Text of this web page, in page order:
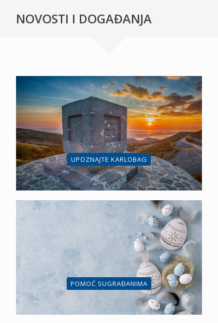
NOVOSTI I DOGAĐANJA
UPOZNAJTE KARLOBAG
POMOĆ SUGRAĐANIMA